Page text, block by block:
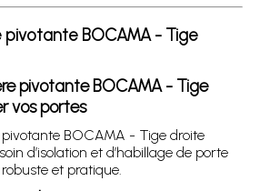
pivotante BOCAMA - Tige
pivotante BOCAMA - Tige
vos portes
BOCAMA - Tige droite
d’isolation et d’habillage de porte
et pratique.